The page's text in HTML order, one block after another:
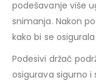
podešavanje više
snimanja. Nakon
kako bi se
Podesivi držač
osigurava sigurno